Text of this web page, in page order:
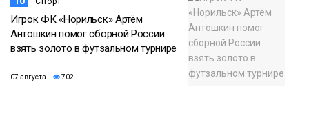
Игрок ФК «Норильск» Артём
Антошкин помог сборной России
взять золото в футзальном турнире
07 августа 702